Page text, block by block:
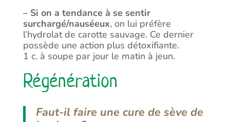
– Si on a tendance à se sentir
surchargé/nauséeux, on lui préfère
l’hydrolat de carotte sauvage. Ce dernier
possède une action plus détoxifiante.
1 c. à soupe par jour le matin à jeun.
Régénération
Faut-il faire une cure de sève de